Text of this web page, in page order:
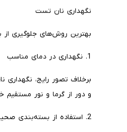
نگهداری نان تست
بهترین روش‌های جلوگیری
1. نگهداری در دمای مناسب
برخلاف تصور رایج،
و دور از گرما و نور مستقیم
2. استفاده از بسته‌بندی صحیح